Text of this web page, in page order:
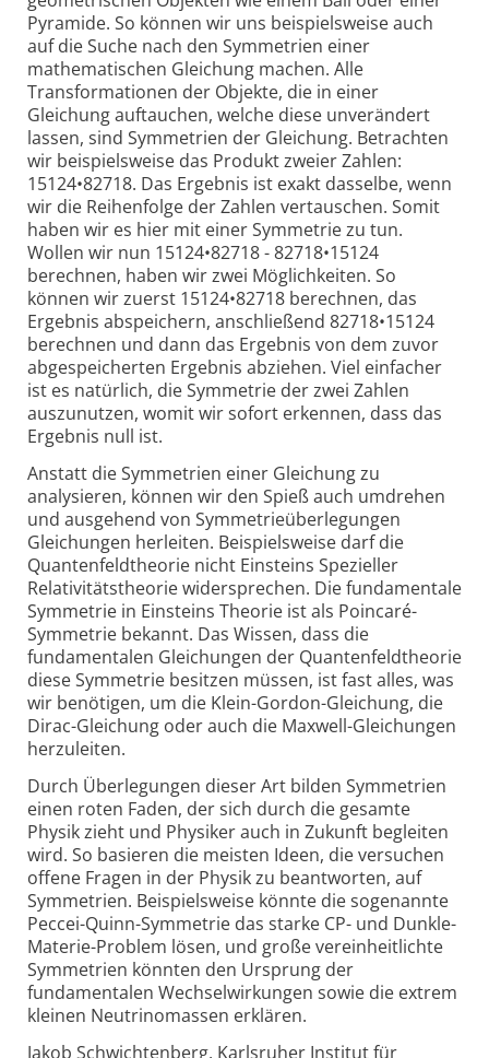
Pyramide. So können wir uns beispielsweise auch
auf die Suche nach den Symmetrien einer
mathematischen Gleichung machen. Alle
Transformationen der Objekte, die in einer
Gleichung auftauchen, welche diese unverändert
lassen, sind Symmetrien der Gleichung. Betrachten
wir beispielsweise das Produkt zweier Zahlen:
15124•82718. Das Ergebnis ist exakt dasselbe, wenn
wir die Reihenfolge der Zahlen vertauschen. Somit
haben wir es hier mit einer Symmetrie zu tun.
Wollen wir nun 15124•82718 - 82718•15124
berechnen, haben wir zwei Möglichkeiten. So
können wir zuerst 15124•82718 berechnen, das
Ergebnis abspeichern, anschließend 82718•15124
berechnen und dann das Ergebnis von dem zuvor
abgespeicherten Ergebnis abziehen. Viel einfacher
ist es natürlich, die Symmetrie der zwei Zahlen
auszunutzen, womit wir sofort erkennen, dass das
Ergebnis null ist.
Anstatt die Symmetrien einer Gleichung zu
analysieren, können wir den Spieß auch umdrehen
und ausgehend von Symmetrieüberlegungen
Gleichungen herleiten. Beispielsweise darf die
Quantenfeldtheorie nicht Einsteins Spezieller
Relativitätstheorie widersprechen. Die fundamentale
Symmetrie in Einsteins Theorie ist als Poincaré-
Symmetrie bekannt. Das Wissen, dass die
fundamentalen Gleichungen der Quantenfeldtheorie
diese Symmetrie besitzen müssen, ist fast alles, was
wir benötigen, um die Klein-Gordon-Gleichung, die
Dirac-Gleichung oder auch die Maxwell-Gleichungen
herzuleiten.
Durch Überlegungen dieser Art bilden Symmetrien
einen roten Faden, der sich durch die gesamte
Physik zieht und Physiker auch in Zukunft begleiten
wird. So basieren die meisten Ideen, die versuchen
offene Fragen in der Physik zu beantworten, auf
Symmetrien. Beispielsweise könnte die sogenannte
Peccei-Quinn-Symmetrie das starke CP- und Dunkle-
Materie-Problem lösen, und große vereinheitlichte
Symmetrien könnten den Ursprung der
fundamentalen Wechselwirkungen sowie die extrem
kleinen Neutrinomassen erklären.
Jakob Schwichtenberg, Karlsruher Institut für